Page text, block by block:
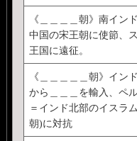
《＿＿＿＿朝》南イン
中国の宋王朝に使節、
王国に遠征。
《＿＿＿＿＿朝》イ
から＿＿＿を輸入、ペ
＝インド北部のイスラ
朝)に対抗